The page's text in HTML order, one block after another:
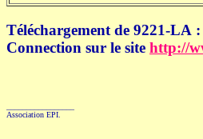
Téléchargement de 9221-
Connection sur le site http://
Association EPI.